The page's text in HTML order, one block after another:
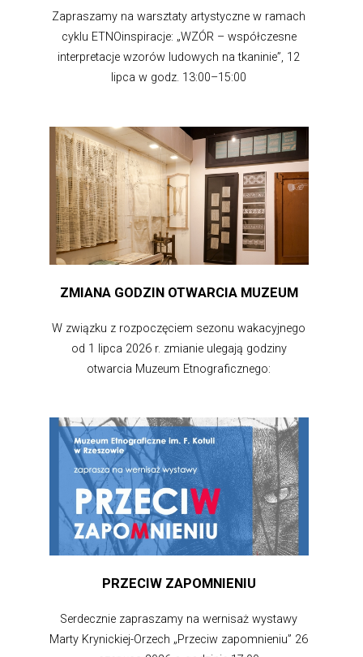
Zapraszamy na warsztaty artystyczne w ramach
cyklu ETNOinspiracje: „WZÓR – współczesne
interpretacje wzorów ludowych na tkaninie”, 12
lipca w godz. 13:00–15:00
ZMIANA GODZIN OTWARCIA MUZEUM
W związku z rozpoczęciem sezonu wakacyjnego
od 1 lipca 2026 r. zmianie ulegają godziny
otwarcia Muzeum Etnograficznego:
PRZECIW ZAPOMNIENIU
Serdecznie zapraszamy na wernisaż wystawy
Marty Krynickiej-Orzech „Przeciw zapomnieniu” 26